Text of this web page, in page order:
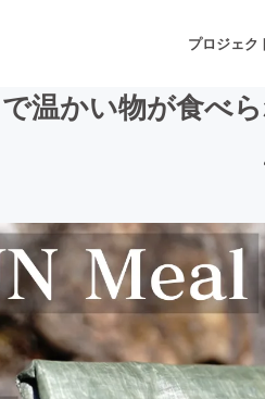
プロジェク
音楽
ット ゲーム・サービ
書籍・雑誌出版
温かい物が食べ